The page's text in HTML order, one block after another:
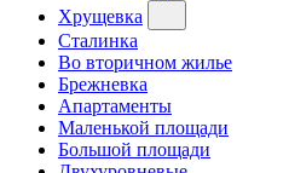
Хрущевка
Сталинка
Во вторичном жилье
Брежневка
Апартаменты
Маленькой площади
Большой площади